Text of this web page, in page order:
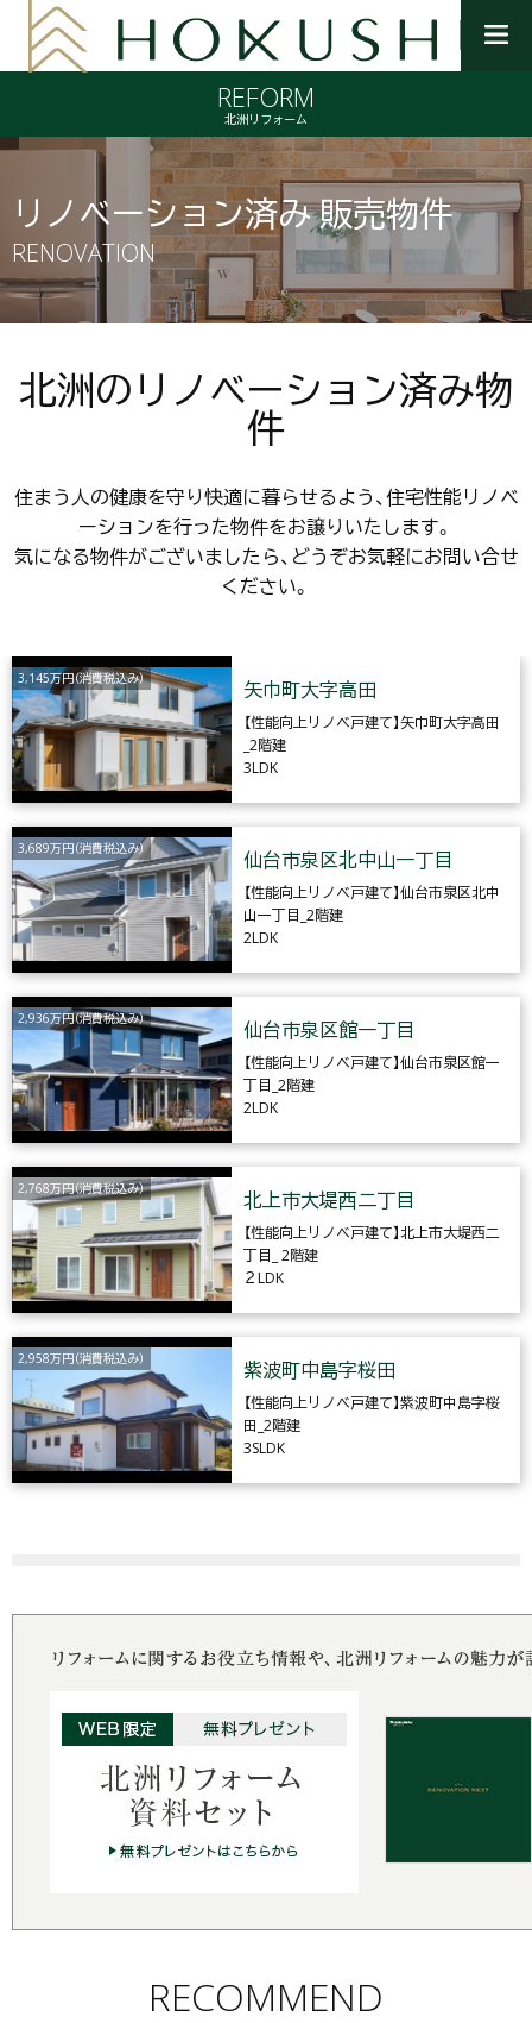
を
開
く
REFORM
北洲リフォーム
リノベーション済み 販売物件
RENOVATION
北洲のリノベーション済み物
件
住まう人の健康を守り快適に暮らせるよう、住宅性能リノベ
ーションを行った物件をお譲りいたします。
気になる物件がございましたら、どうぞお気軽にお問い合せ
ください。
3,145万円（消費税込み） 矢巾町大字高田
【性能向上リノベ戸建て】矢巾町大字高田
_2階建
3LDK
3,689万円（消費税込み） 仙台市泉区北中山一丁目
【性能向上リノベ戸建て】仙台市泉区北中
山一丁目_2階建
2LDK
2,936万円（消費税込み） 仙台市泉区館一丁目
【性能向上リノベ戸建て】仙台市泉区館一
丁目_2階建
2LDK
2,768万円（消費税込み） 北上市大堤西二丁目
【性能向上リノベ戸建て】北上市大堤西二
丁目_ 2階建
２LDK
2,958万円（消費税込み） 紫波町中島字桜田
【性能向上リノベ戸建て】紫波町中島字桜
田_2階建
3SLDK
RECOMMEND